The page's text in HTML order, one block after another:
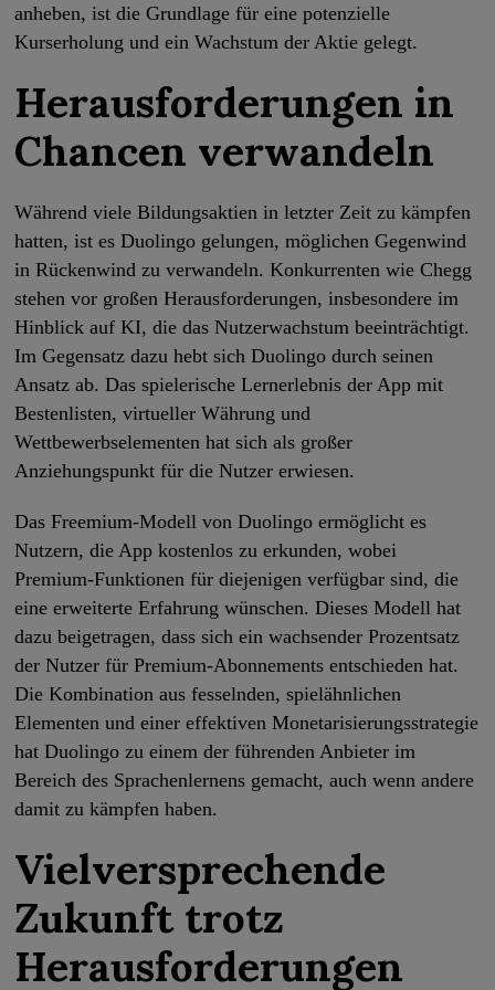
anheben, ist die Grundlage für eine potenzielle
Kurserholung und ein Wachstum der Aktie gelegt.
Herausforderungen in
Chancen verwandeln
Während viele Bildungsaktien in letzter Zeit zu kämpfen
hatten, ist es Duolingo gelungen, möglichen Gegenwind
in Rückenwind zu verwandeln. Konkurrenten wie Chegg
stehen vor großen Herausforderungen, insbesondere im
Hinblick auf KI, die das Nutzerwachstum beeinträchtigt.
Im Gegensatz dazu hebt sich Duolingo durch seinen
Ansatz ab. Das spielerische Lernerlebnis der App mit
Bestenlisten, virtueller Währung und
Wettbewerbselementen hat sich als großer
Anziehungspunkt für die Nutzer erwiesen.
Das Freemium-Modell von Duolingo ermöglicht es
Nutzern, die App kostenlos zu erkunden, wobei
Premium-Funktionen für diejenigen verfügbar sind, die
eine erweiterte Erfahrung wünschen. Dieses Modell hat
dazu beigetragen, dass sich ein wachsender Prozentsatz
der Nutzer für Premium-Abonnements entschieden hat.
Die Kombination aus fesselnden, spielähnlichen
Elementen und einer effektiven Monetarisierungsstrategie
hat Duolingo zu einem der führenden Anbieter im
Bereich des Sprachenlernens gemacht, auch wenn andere
damit zu kämpfen haben.
Vielversprechende
Zukunft trotz
Herausforderungen